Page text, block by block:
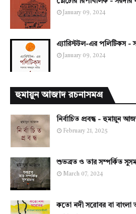
January 09, 2024
এ্যারিস্টটল-এর পলিটিকস
January 09, 2024
হুমায়ুন আজাদ রচনাসমগ্র
নির্বাচিত প্রবন্ধ - হুমায়ুন
February 21, 2025
শুভব্রত ও তার সম্পর্কিত
March 07, 2024
কতো নদী সরোবর বা বাংলা